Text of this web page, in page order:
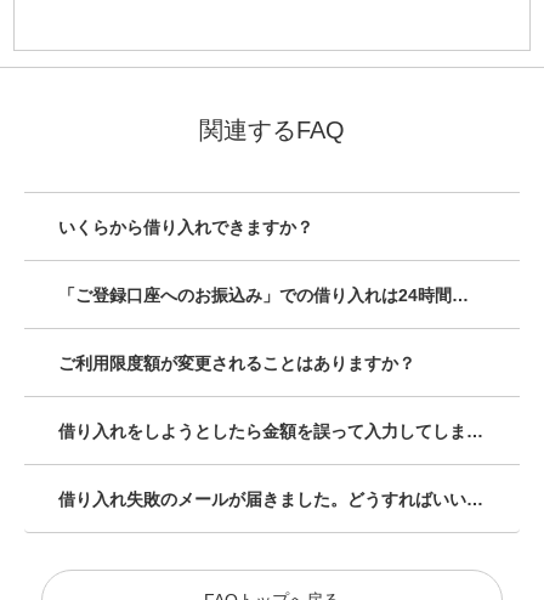
関連するFAQ
いくらから借り入れできますか？
「ご登録口座へのお振込み」での借り入れは24時間いつでも利用できますか？
ご利用限度額が変更されることはありますか？
借り入れをしようとしたら金額を誤って入力してしまいました。どうすればいいですか？
借り入れ失敗のメールが届きました。どうすればいいですか？